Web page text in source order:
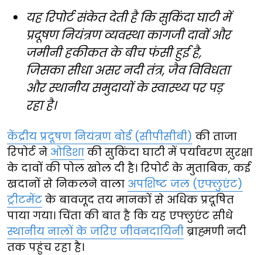
यह रिपोर्ट संकेत देती है कि सुकिंदा घाटी में
प्रदूषण नियंत्रण व्यवस्था कागजी दावों और
जमीनी हकीकत के बीच फंसी हुई है,
जिसका सीधा असर नदी तंत्र, जैव विविधता
और स्थानीय समुदायों के स्वास्थ्य पर पड़
रहा है।
केंद्रीय प्रदूषण नियंत्रण बोर्ड (सीपीसीबी) की ताजा
रिपोर्ट ने ओडिशा की सुकिंदा घाटी में पर्यावरण सुरक्षा
के दावों की पोल खोल दी है। रिपोर्ट के मुताबिक, कई
खदानों से निकलने वाला अपशिष्ट जल (एफ्लुएंट)
ट्रीटमेंट के बावजूद तय मानकों से अधिक प्रदूषित
पाया गया। चिंता की बात है कि यह एफ्लुएंट सीधे
स्थानीय नालों के जरिए जीवनदायिनी ब्राह्मणी नदी
तक पहुंच रहा है।